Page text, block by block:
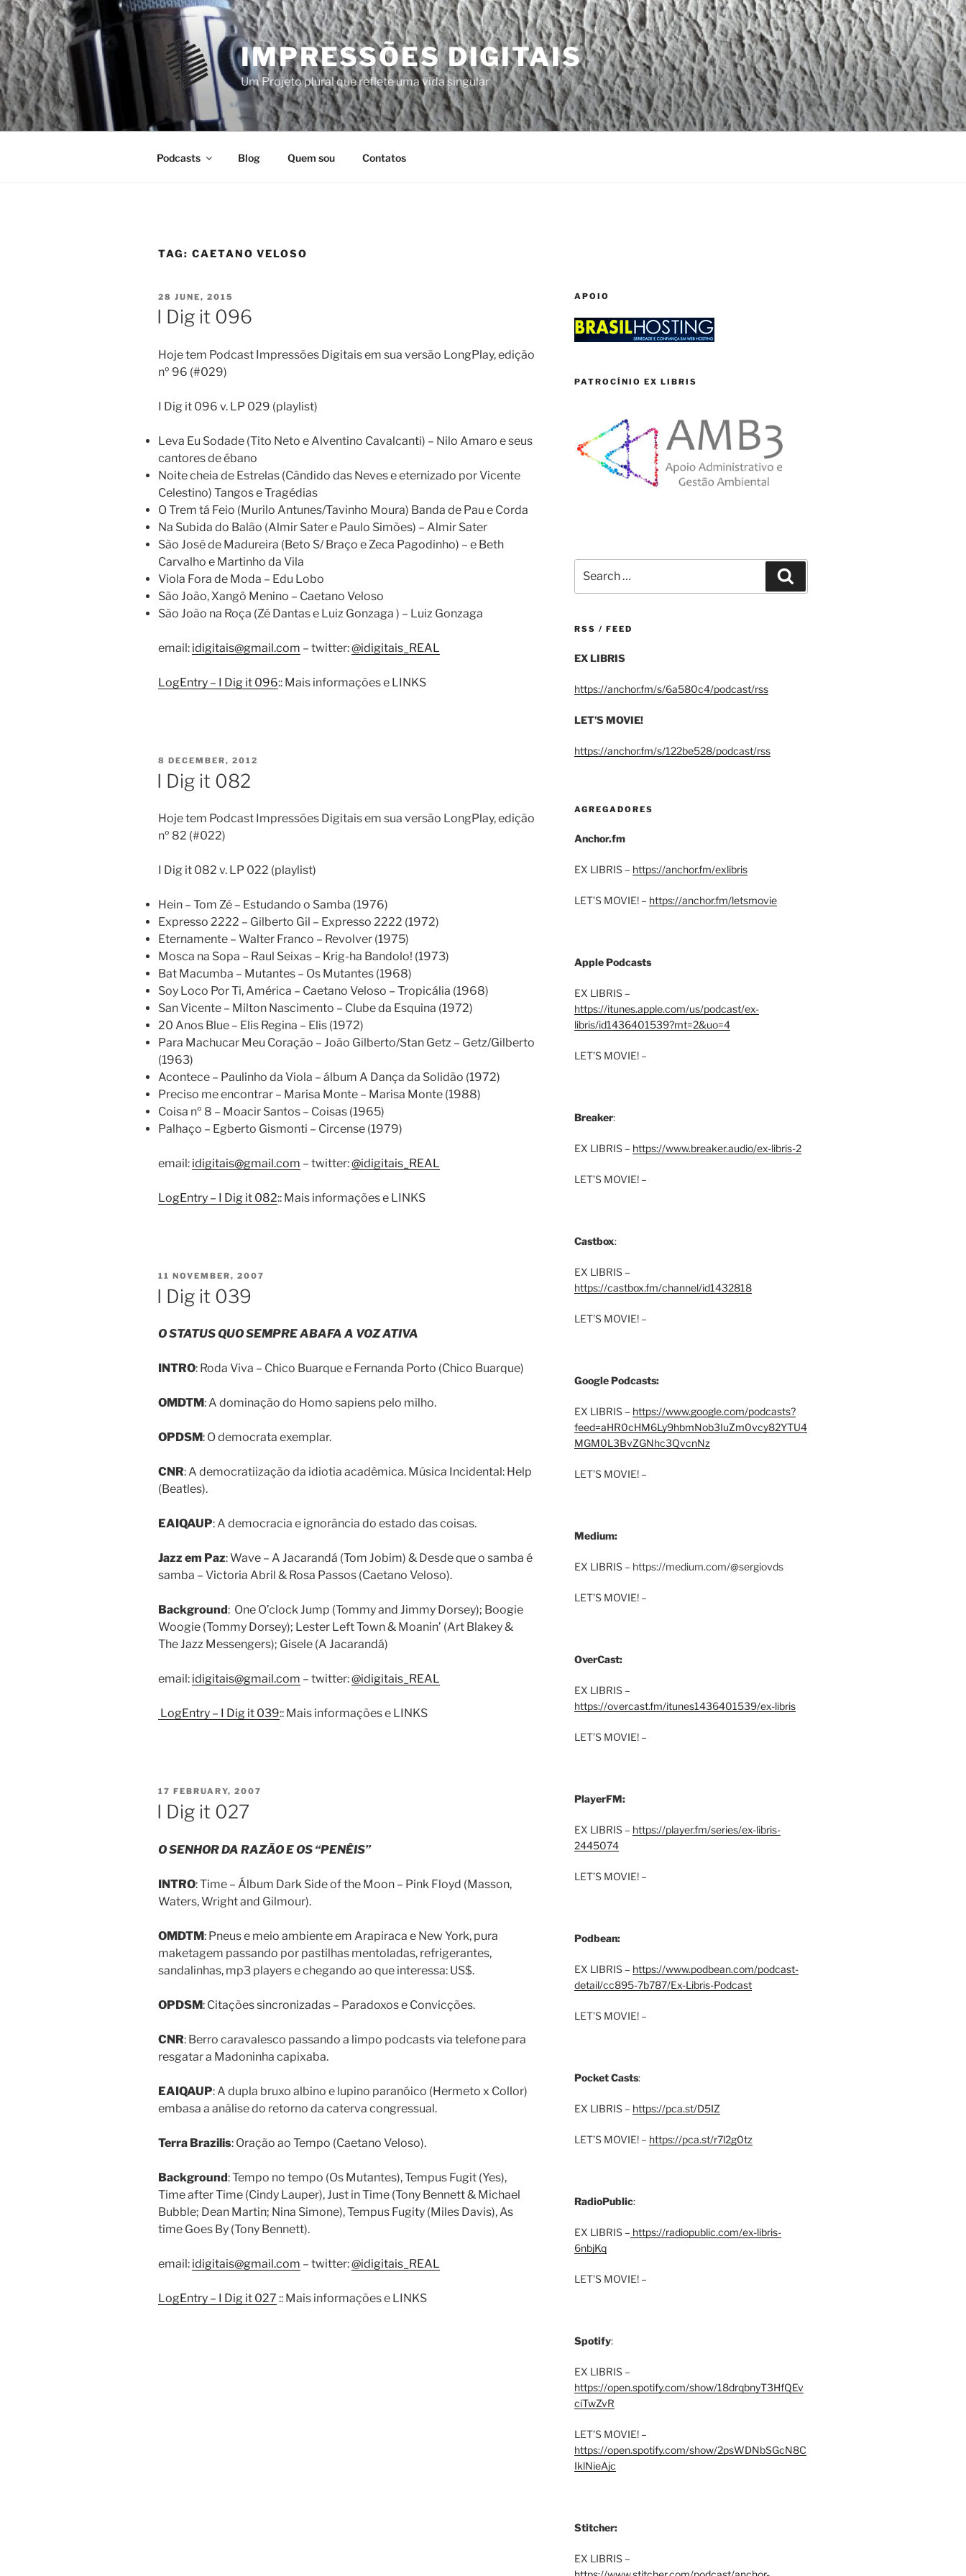
Skip
to
content
IMPRESSÕES DIGITAIS
Um Projeto plural que reflete uma vida singular
Podcasts Blog Quem sou Contatos
TAG: CAETANO VELOSO
POSTED
ON
28 JUNE, 2015
I Dig it 096
Hoje tem Podcast Impressões Digitais em sua versão LongPlay, edição
nº 96 (#029)
I Dig it 096 v. LP 029 (playlist)
Leva Eu Sodade (Tito Neto e Alventino Cavalcanti) – Nilo Amaro e seus
cantores de ébano
Noite cheia de Estrelas (Cândido das Neves e eternizado por Vicente
Celestino) Tangos e Tragédias
O Trem tá Feio (Murilo Antunes/Tavinho Moura) Banda de Pau e Corda
Na Subida do Balão (Almir Sater e Paulo Simões) – Almir Sater
São José de Madureira (Beto S/ Braço e Zeca Pagodinho) – e Beth
Carvalho e Martinho da Vila
Viola Fora de Moda – Edu Lobo
São João, Xangô Menino – Caetano Veloso
São João na Roça (Zé Dantas e Luiz Gonzaga ) – Luiz Gonzaga
email: idigitais@gmail.com – twitter:@idigitais_REAL
LogEntry – I Dig it 096:: Mais informações e LINKS
POSTED
8 DECEMBER, 2012
I Dig it 082
Hoje tem Podcast Impressões Digitais em sua versão LongPlay, edição
nº 82 (#022)
I Dig it 082 v. LP 022 (playlist)
Hein – Tom Zé – Estudando o Samba (1976)
Expresso 2222 – Gilberto Gil – Expresso 2222 (1972)
Eternamente – Walter Franco – Revolver (1975)
Mosca na Sopa – Raul Seixas – Krig-ha Bandolo! (1973)
Bat Macumba – Mutantes – Os Mutantes (1968)
Soy Loco Por Ti, América – Caetano Veloso – Tropicália (1968)
San Vicente – Milton Nascimento – Clube da Esquina (1972)
20 Anos Blue – Elis Regina – Elis (1972)
Para Machucar Meu Coração – João Gilberto/Stan Getz – Getz/Gilberto
(1963)
Acontece – Paulinho da Viola – álbum A Dança da Solidão (1972)
Preciso me encontrar – Marisa Monte – Marisa Monte (1988)
Coisa nº 8 – Moacir Santos – Coisas (1965)
Palhaço – Egberto Gismonti – Circense (1979)
email: idigitais@gmail.com – twitter:@idigitais_REAL
LogEntry – I Dig it 082:: Mais informações e LINKS
POSTED
ON
11 NOVEMBER, 2007
I Dig it 039
O STATUS QUO SEMPRE ABAFA A VOZ ATIVA
INTRO: Roda Viva – Chico Buarque e Fernanda Porto (Chico Buarque)
OMDTM: A dominação do Homo sapiens pelo milho.
OPDSM: O democrata exemplar.
CNR: A democratiização da idiotia acadêmica. Música Incidental: Help
(Beatles).
EAIQAUP: A democracia e ignorância do estado das coisas.
Jazz em Paz: Wave – A Jacarandá (Tom Jobim) & Desde que o samba é
samba – Victoria Abril & Rosa Passos (Caetano Veloso).
Background: One O’clock Jump (Tommy and Jimmy Dorsey); Boogie
Woogie (Tommy Dorsey); Lester Left Town & Moanin’ (Art Blakey &
The Jazz Messengers); Gisele (A Jacarandá)
email: idigitais@gmail.com – twitter:@idigitais_REAL
LogEntry – I Dig it 039:: Mais informações e LINKS
POSTED
ON
17 FEBRUARY, 2007
I Dig it 027
O SENHOR DA RAZÃO E OS “PENÊIS”
INTRO: Time – Álbum Dark Side of the Moon – Pink Floyd (Masson,
Waters, Wright and Gilmour).
OMDTM: Pneus e meio ambiente em Arapiraca e New York, pura
maketagem passando por pastilhas mentoladas, refrigerantes,
sandalinhas, mp3 players e chegando ao que interessa: US$.
OPDSM: Citações sincronizadas – Paradoxos e Convicções.
CNR: Berro caravalesco passando a limpo podcasts via telefone para
resgatar a Madoninha capixaba.
EAIQAUP: A dupla bruxo albino e lupino paranóico (Hermeto x Collor)
embasa a análise do retorno da caterva congressual.
Terra Brazilis: Oração ao Tempo (Caetano Veloso).
Background: Tempo no tempo (Os Mutantes), Tempus Fugit (Yes),
Time after Time (Cindy Lauper), Just in Time (Tony Bennett & Michael
Bubble; Dean Martin; Nina Simone), Tempus Fugity (Miles Davis), As
time Goes By (Tony Bennett).
email: idigitais@gmail.com – twitter:@idigitais_REAL
LogEntry – I Dig it 027 :: Mais informações e LINKS
APOIO
PATROCÍNIO EX LIBRIS
for:
RSS / FEED
EX LIBRIS
https://anchor.fm/s/6a580c4/podcast/rss
LET’S MOVIE!
https://anchor.fm/s/122be528/podcast/rss
AGREGADORES
Anchor.fm
EX LIBRIS – https://anchor.fm/exlibris
LET’S MOVIE! – https://anchor.fm/letsmovie
Apple Podcasts
EX LIBRIS –
https://itunes.apple.com/us/podcast/ex-
libris/id1436401539?mt=2&uo=4
LET’S MOVIE! –
Breaker:
EX LIBRIS – https://www.breaker.audio/ex-libris-2
LET’S MOVIE! –
Castbox:
EX LIBRIS –
https://castbox.fm/channel/id1432818
LET’S MOVIE! –
Google Podcasts:
EX LIBRIS – https://www.google.com/podcasts?
feed=aHR0cHM6Ly9hbmNob3IuZm0vcy82YTU4
MGM0L3BvZGNhc3QvcnNz
LET’S MOVIE! –
Medium:
EX LIBRIS – https://medium.com/@sergiovds
LET’S MOVIE! –
OverCast:
EX LIBRIS –
https://overcast.fm/itunes1436401539/ex-libris
LET’S MOVIE! –
PlayerFM:
EX LIBRIS – https://player.fm/series/ex-libris-
2445074
LET’S MOVIE! –
Podbean:
EX LIBRIS – https://www.podbean.com/podcast-
detail/cc895-7b787/Ex-Libris-Podcast
LET’S MOVIE! –
Pocket Casts:
EX LIBRIS – https://pca.st/D5IZ
LET’S MOVIE! – https://pca.st/r7l2g0tz
RadioPublic:
EX LIBRIS – https://radiopublic.com/ex-libris-
6nbjKq
LET’S MOVIE! –
Spotify:
EX LIBRIS –
https://open.spotify.com/show/18drqbnyT3HfQEv
ciTwZvR
LET’S MOVIE! –
https://open.spotify.com/show/2psWDNbSGcN8C
IklNieAjc
Stitcher:
EX LIBRIS –